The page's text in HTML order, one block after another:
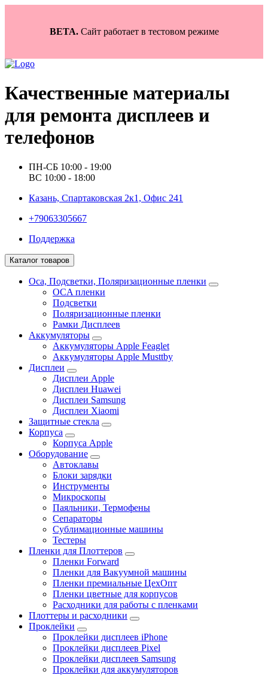
BETA.Сайт работает в тестовом режиме
Качественные материалы
для ремонта дисплеев и
телефонов
ПН-СБ 10:00 - 19:00
ВС 10:00 - 18:00
Казань, Спартаковская 2к1, Офис 241
+79063305667
Поддержка
Каталог товаров
Oca, Подсветки, Поляризационные пленки
OCA пленки
Подсветки
Поляризационные пленки
Рамки Дисплеев
Аккумуляторы
Аккумуляторы Apple Feaglet
Аккумуляторы Apple Musttby
Дисплеи
Дисплеи Apple
Дисплеи Huawei
Дисплеи Samsung
Дисплеи Xiaomi
Защитные стекла
Корпуса
Корпуса Apple
Оборудование
Автоклавы
Блоки зарядки
Инструменты
Микроскопы
Паяльники, Термофены
Сепараторы
Сублимационные машины
Тестеры
Пленки для Плоттеров
Пленки Forward
Пленки для Вакуумной машины
Пленки премиальные ЦехОпт
Пленки цветные для корпусов
Расходники для работы с пленками
Плоттеры и расходники
Проклейки
Проклейки дисплеев iPhone
Проклейки дисплеев Pixel
Проклейки дисплеев Samsung
Проклейки для аккумуляторов